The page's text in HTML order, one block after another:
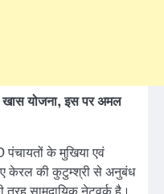
खास योजना, इस पर अमल
के मुखिया एवं
केरल की कुटुम्श्री से अनुबंध